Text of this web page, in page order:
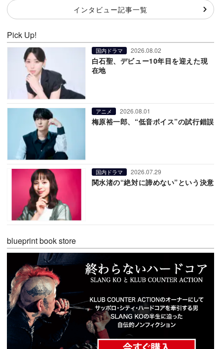
インタビュー記事一覧
Pick Up!
国内ドラマ 2026.08.02
白石聖、デビュー10年目を迎えた現
在地
アニメ 2026.08.01
梅原裕一郎、“低音ボイス”の試行錯誤
国内ドラマ 2026.07.29
関水渚の“絶対に諦めない”という決意
blueprint book store